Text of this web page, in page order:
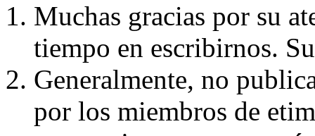
Muchas gracias por su
tiempo en escribirnos.
Generalmente, no
por los miembros de